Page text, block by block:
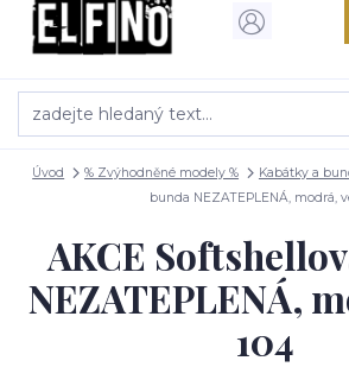
Úvod % Zvýhodněné modely % Kabátky a
bunda NEZATEPLENÁ, modrá,
AKCE
NEZATEPLENÁ,
104